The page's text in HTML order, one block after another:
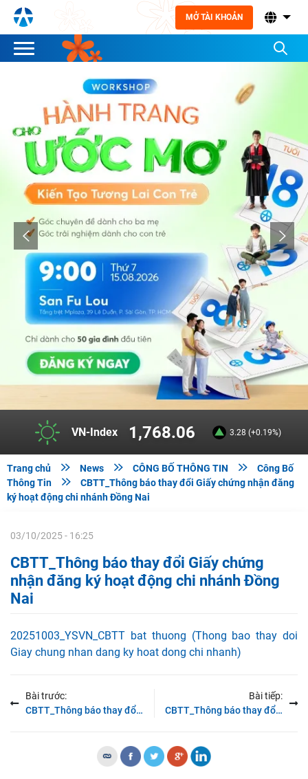
MỞ TÀI KHOẢN
VN-Index 1,768.06 3.28 (+0.19%)
Trang chủ  News  CÔNG BỐ THÔNG TIN 
Công Bố
Thông Tin

CBTT_Thông báo thay đổi Giấy chứng nhận đăng
ký hoạt động chi nhánh Đồng Nai
03/10/2025 - 16:25
CBTT_Thông báo thay đổi Giấy chứng
nhận đăng ký hoạt động chi nhánh Đồng
Nai
20251003_YSVN_CBTT bat thuong (Thong bao thay doi
Giay chung nhan dang ky hoat dong chi nhanh)
Bài trước:
CBTT_Thông báo thay đổi Giấy chứng nhận đăng ký doanh nghiệp lần thứ 7
Bài tiếp:
CBTT_Thông báo thay đổi Giấy chứng nhận đăng ký hoạt động chi nhánh Chợ Lớn